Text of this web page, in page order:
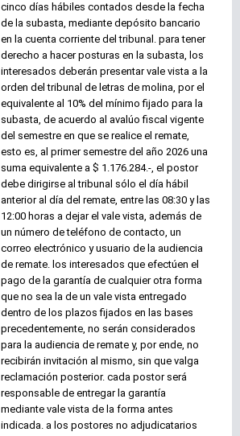
cinco días hábiles contados desde la fecha
de la subasta, mediante depósito bancario
en la cuenta corriente del tribunal. para tener
derecho a hacer posturas en la subasta, los
interesados deberán presentar vale vista a la
orden del tribunal de letras de molina, por el
equivalente al 10% del mínimo fijado para la
subasta, de acuerdo al avalúo fiscal vigente
del semestre en que se realice el remate,
esto es, al primer semestre del año 2026 una
suma equivalente a $ 1.176.284.-, el postor
debe dirigirse al tribunal sólo el día hábil
anterior al día del remate, entre las 08:30 y las
12:00 horas a dejar el vale vista, además de
un número de teléfono de contacto, un
correo electrónico y usuario de la audiencia
de remate. los interesados que efectúen el
pago de la garantía de cualquier otra forma
que no sea la de un vale vista entregado
dentro de los plazos fijados en las bases
precedentemente, no serán considerados
para la audiencia de remate y, por ende, no
recibirán invitación al mismo, sin que valga
reclamación posterior. cada postor será
responsable de entregar la garantía
mediante vale vista de la forma antes
indicada. a los postores no adjudicatarios